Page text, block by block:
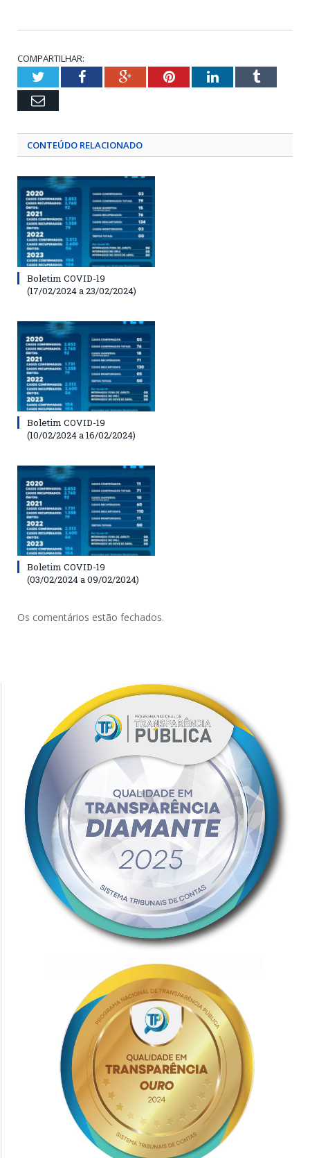
COMPARTILHAR:
TwitterFacebookGoogle+PinterestLinkedInTumblr
Email
CONTEÚDO RELACIONADO
Boletim COVID-19
(17/02/2024 a 23/02/2024)
Boletim COVID-19
(10/02/2024 a 16/02/2024)
Boletim COVID-19
(03/02/2024 a 09/02/2024)
Os comentários estão fechados.